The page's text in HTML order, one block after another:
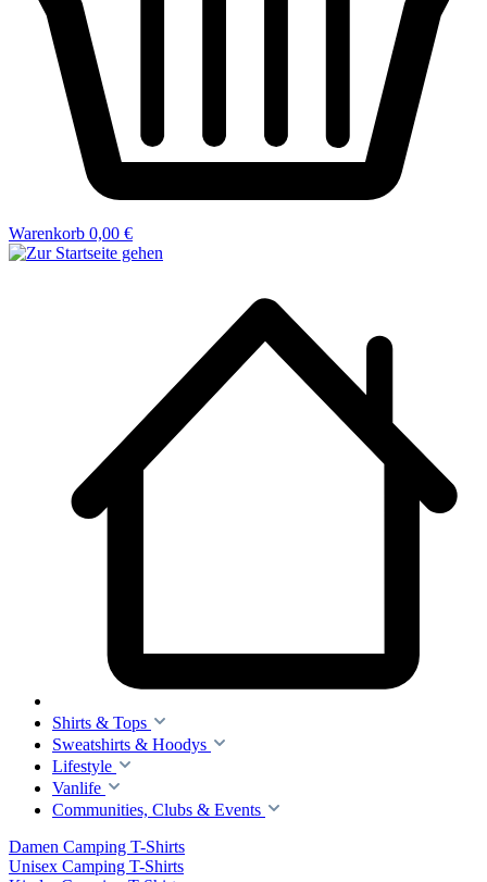
Warenkorb 0,00 €
Shirts & Tops
Sweatshirts & Hoodys
Lifestyle
Vanlife
Communities, Clubs & Events
Damen Camping T-Shirts
Unisex Camping T-Shirts